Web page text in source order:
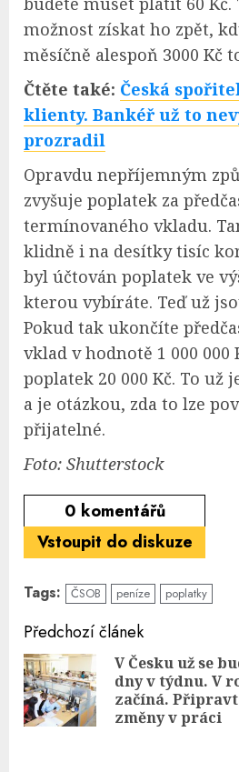
možnost získat ho zpět,
měsíčně alespoň 3000 Kč
Čtěte také: Česká
klienty. Bankéř už to
prozradil
Opravdu nepříjemným
zvyšuje poplatek za
termínovaného vkladu.
klidně i na desítky tisíc
byl účtován poplatek ve
kterou vybíráte. Teď už
Pokud tak ukončíte
vklad v hodnotě 1 000 000
poplatek 20 000 Kč. To už
a je otázkou, zda to lze
přijatelné.
Foto: Shutterstock
0 komentářů
Vstoupit do diskuze
Tags: ČSOB peníze poplatky
Continue
Reading
Předchozí článek
V Česku už se
dny v týdnu. V
začíná.
změny v práci